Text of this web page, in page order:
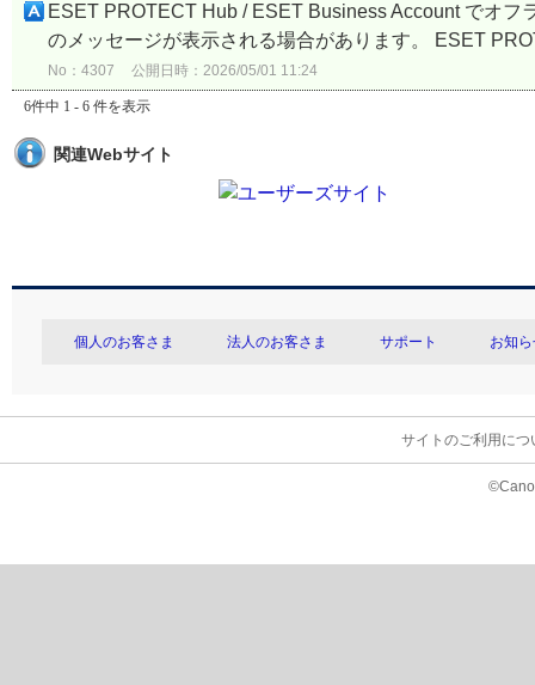
ESET PROTECT Hub / ESET Business Account でオ
のメッセージが表示される場合があります。 ESET
No：4307 公開日時：2026/05/01 11:24
6件中 1 - 6 件を表示
関連Webサイト
個人のお客さま 法人のお客さま サポート お知
サイトのご利用につ